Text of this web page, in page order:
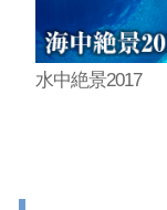
水中絶景2017